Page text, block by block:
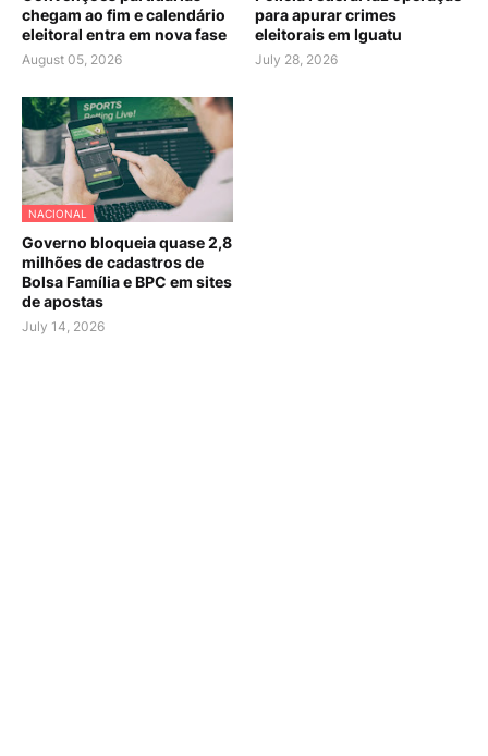
chegam ao fim e calendário
eleitoral entra em nova fase
August 05, 2026
para apurar crimes
eleitorais em Iguatu
July 28, 2026
NACIONAL
Governo bloqueia quase 2,8
milhões de cadastros de
Bolsa Família e BPC em sites
de apostas
July 14, 2026